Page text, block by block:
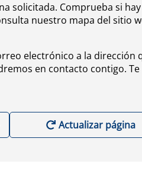
solicitada. Comprueba si hay
nuestro mapa del sitio
electrónico a la dirección
en contacto contigo. Te
Actualizar página